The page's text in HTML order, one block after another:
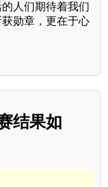
人们期待着我们
勋章，更在于心
结果如